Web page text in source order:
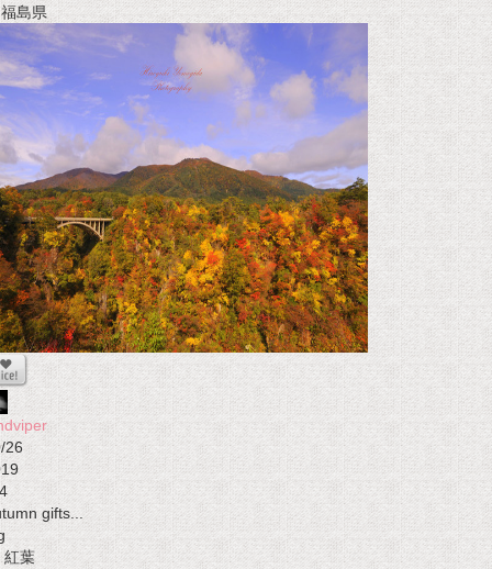
島県
26
4
gifts...
紅葉